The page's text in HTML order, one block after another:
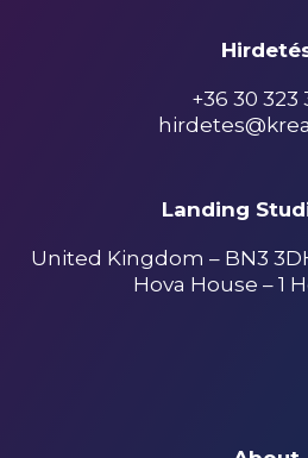
+36 30 323
Landing
United Kingdom – BN3
Hova House – 1